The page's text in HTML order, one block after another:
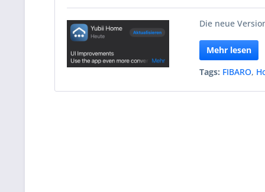
Die neue
Mehr lesen
Tags: FIBARO,